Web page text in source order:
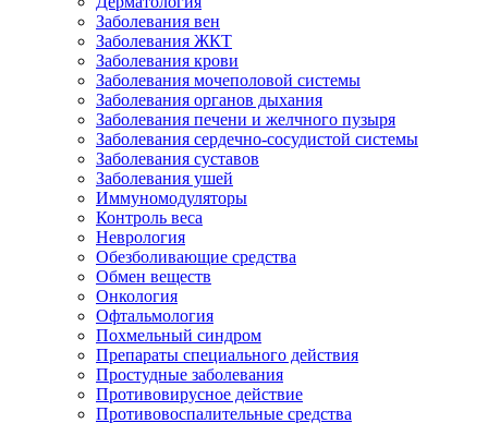
Заболевания вен
Заболевания ЖКТ
Заболевания крови
Заболевания мочеполовой системы
Заболевания органов дыхания
Заболевания печени и желчного пузыря
Заболевания сердечно-сосудистой системы
Заболевания суставов
Заболевания ушей
Иммуномодуляторы
Контроль веса
Неврология
Обезболивающие средства
Обмен веществ
Онкология
Офтальмология
Похмельный синдром
Препараты специального действия
Простудные заболевания
Противовирусное действие
Противовоспалительные средства